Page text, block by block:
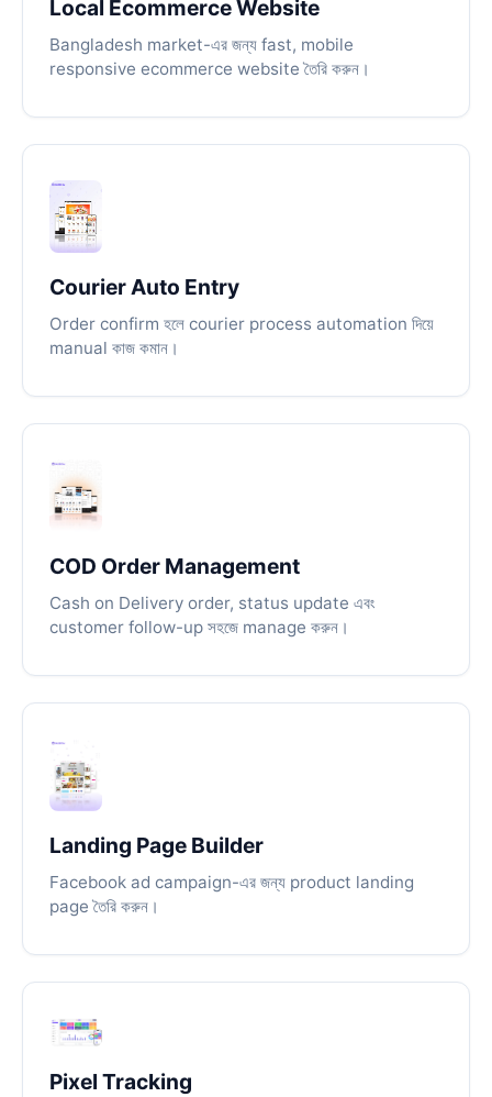
Local Ecommerce Website
Bangladesh market-এর জন্য fast, mobile
responsive ecommerce website তৈরি করুন।
Courier Auto Entry
Order confirm হলে courier process automation দিয়ে
manual কাজ কমান।
COD Order Management
Cash on Delivery order, status update এবং
customer follow-up সহজে manage করুন।
Landing Page Builder
Facebook ad campaign-এর জন্য product landing
page তৈরি করুন।
Pixel Tracking